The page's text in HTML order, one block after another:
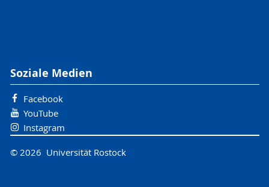
Soziale Medien
Facebook
YouTube
Instagram
© 2026 Universität Rostock